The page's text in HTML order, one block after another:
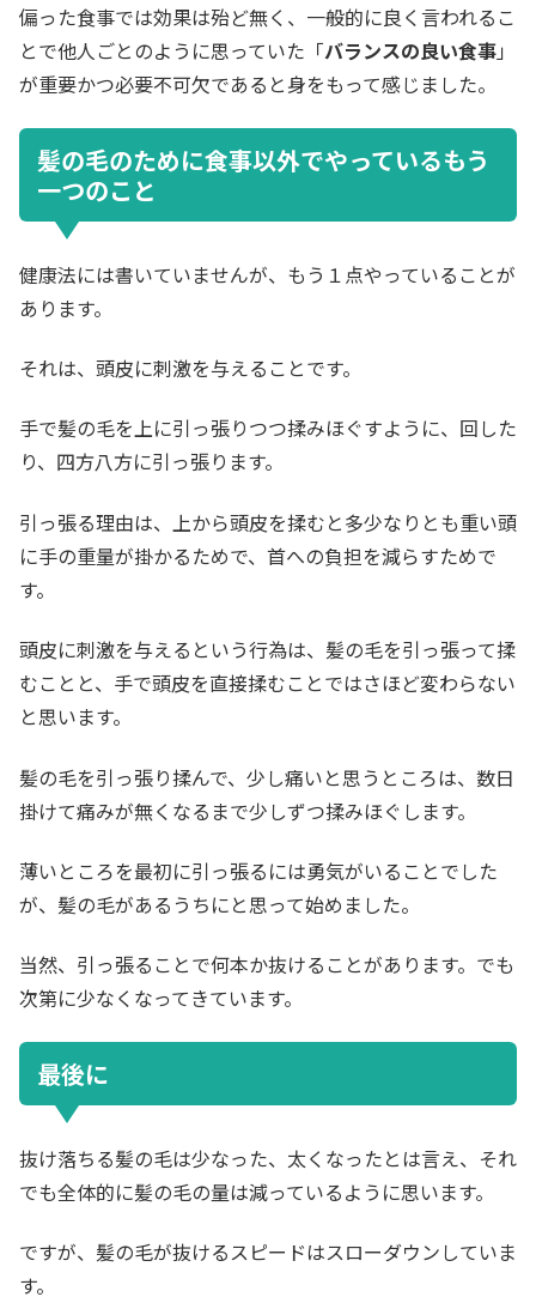
偏った食事では効果は殆ど無く、一般的に良く言われるこ
とで他人ごとのように思っていた「バランスの良い食事」
が重要かつ必要不可欠であると身をもって感じました。
髪の毛のために食事以外でやっているもう
一つのこと
健康法には書いていませんが、もう１点やっていることが
あります。
それは、頭皮に刺激を与えることです。
手で髪の毛を上に引っ張りつつ揉みほぐすように、回した
り、四方八方に引っ張ります。
引っ張る理由は、上から頭皮を揉むと多少なりとも重い頭
に手の重量が掛かるためで、首への負担を減らすためで
す。
頭皮に刺激を与えるという行為は、髪の毛を引っ張って揉
むことと、手で頭皮を直接揉むことではさほど変わらない
と思います。
髪の毛を引っ張り揉んで、少し痛いと思うところは、数日
掛けて痛みが無くなるまで少しずつ揉みほぐします。
薄いところを最初に引っ張るには勇気がいることでした
が、髪の毛があるうちにと思って始めました。
当然、引っ張ることで何本か抜けることがあります。でも
次第に少なくなってきています。
最後に
抜け落ちる髪の毛は少なった、太くなったとは言え、それ
でも全体的に髪の毛の量は減っているように思います。
ですが、髪の毛が抜けるスピードはスローダウンしていま
す。